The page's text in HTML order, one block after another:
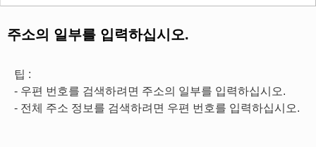
주소의 일부를 입력하십시오.
팁 :
- 우편 번호를 검색하려면 주소의 일부를 입력하십시오.
- 전체 주소 정보를 검색하려면 우편 번호를 입력하십시오.